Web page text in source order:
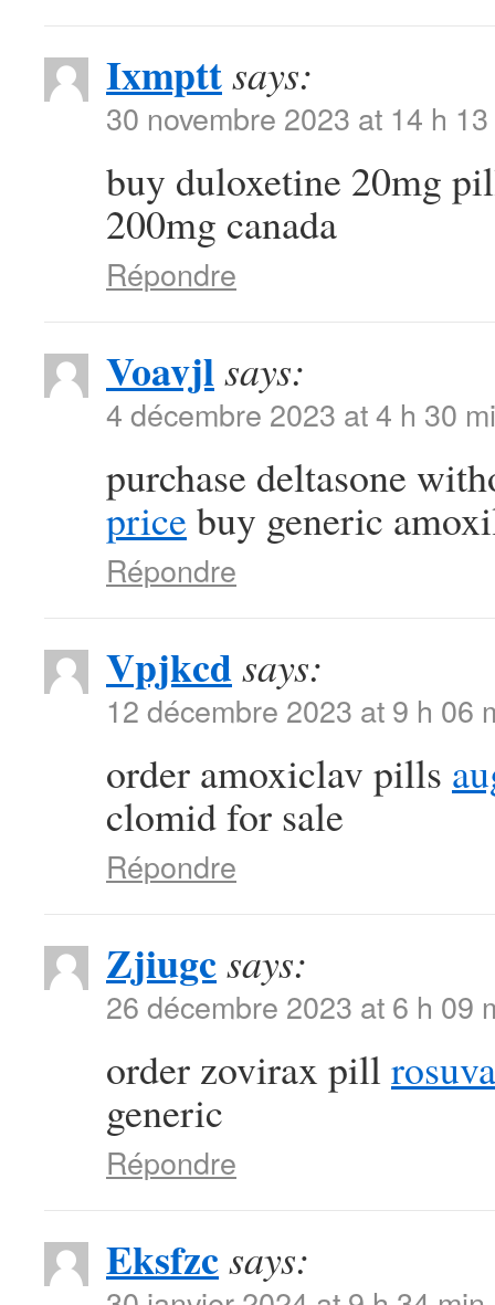
Ixmpttsays:
30 novembre 2023 at 14 h
buy duloxetine 20mg
200mg canada
Répondre
Voavjlsays:
4 décembre 2023 at 4 h 30
purchase deltasone
price buy generic
Répondre
Vpjkcdsays:
12 décembre 2023 at 9 h 06
order amoxiclav pills
clomid for sale
Répondre
Zjiugcsays:
26 décembre 2023 at 6 h 09
order zovirax pill
generic
Répondre
Eksfzcsays: